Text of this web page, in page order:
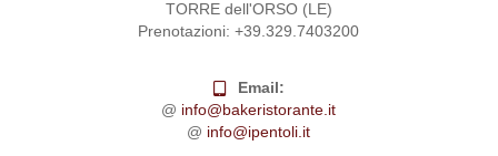
TORRE dell'ORSO (LE)
Prenotazioni: +39.329.7403200
Email:
@ info@bakeristorante.it
@ info@ipentoli.it